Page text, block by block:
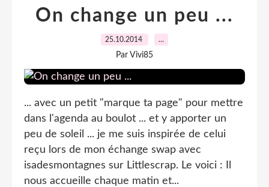
On change un peu ...
25.10.2014 …
Par Vivi85
... avec un petit "marque ta page" pour mettre
dans l'agenda au boulot ... et y apporter un
peu de soleil ... je me suis inspirée de celui
reçu lors de mon échange swap avec
isadesmontagnes sur Littlescrap. Le voici : Il
nous accueille chaque matin et...